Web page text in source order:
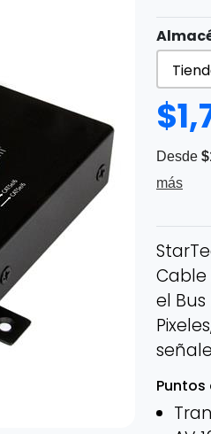
$
Desde
más
Cable
el Bus